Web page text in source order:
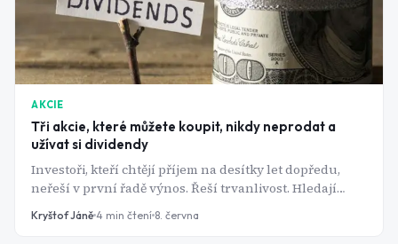
AKCIE
Tři akcie, které můžete koupit, nikdy neprodat a
užívat si dividendy
Investoři, kteří chtějí příjem na desítky let dopředu,
neřeší v první řadě výnos. Řeší trvanlivost. Hledají
podniky, jejichž byznys přežije recese, inflační vlny i
geopolitické otřesy a které mají, v nejlepším případě,
Kryštof Jáně 4 min čtení 8. června